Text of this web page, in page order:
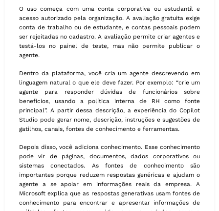
O uso começa com uma conta corporativa ou estudantil e
acesso autorizado pela organização. A avaliação gratuita exige
conta de trabalho ou de estudante, e contas pessoais podem
ser rejeitadas no cadastro. A avaliação permite criar agentes e
testá-los no painel de teste, mas não permite publicar o
agente.
Dentro da plataforma, você cria um agente descrevendo em
linguagem natural o que ele deve fazer. Por exemplo: “crie um
agente para responder dúvidas de funcionários sobre
benefícios, usando a política interna de RH como fonte
principal”. A partir dessa descrição, a experiência do Copilot
Studio pode gerar nome, descrição, instruções e sugestões de
gatilhos, canais, fontes de conhecimento e ferramentas.
Depois disso, você adiciona conhecimento. Esse conhecimento
pode vir de páginas, documentos, dados corporativos ou
sistemas conectados. As fontes de conhecimento são
importantes porque reduzem respostas genéricas e ajudam o
agente a se apoiar em informações reais da empresa. A
Microsoft explica que as respostas generativas usam fontes de
conhecimento para encontrar e apresentar informações de